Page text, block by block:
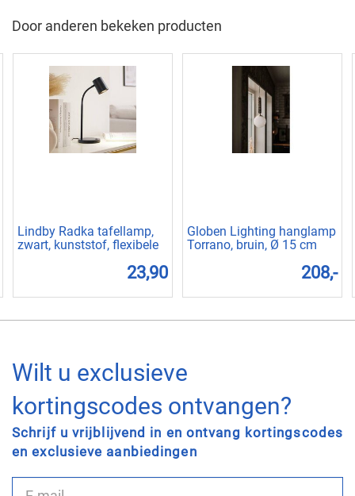
Door anderen bekeken producten
Lindby Radka tafellamp,
zwart, kunststof, flexibele
23,90
Globen Lighting hanglamp
Torrano, bruin, Ø 15 cm
208,-
Wilt u exclusieve
kortingscodes ontvangen?
Schrijf u vrijblijvend in en ontvang kortingscodes
en exclusieve aanbiedingen